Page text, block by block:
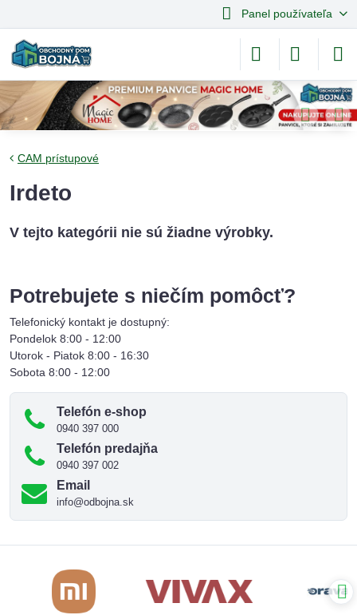
Panel používateľa
CAM prístupové
Irdeto
Potrebujete s niečím pomôcť?
Telefonický kontakt je dostupný:
Pondelok 8:00 - 12:00
Utorok - Piatok 8:00 - 16:30
Sobota 8:00 - 12:00
Telefón e-shop
0940 397 000
Telefón predajňa
0940 397 002
Email
info@odbojna.sk